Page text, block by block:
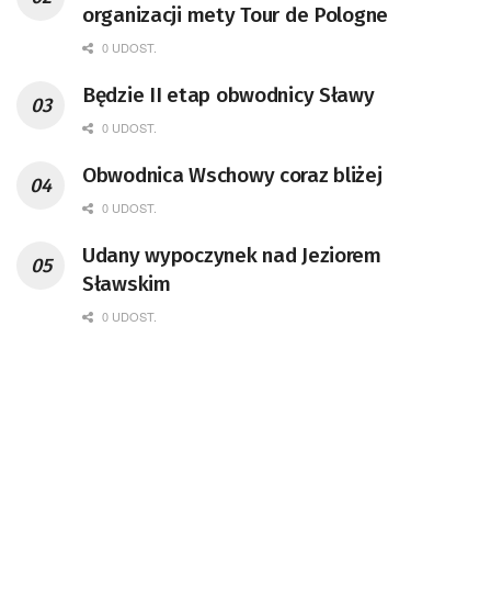
organizacji mety Tour de Pologne
0 UDOST.
Będzie II etap obwodnicy Sławy
0 UDOST.
Obwodnica Wschowy coraz bliżej
0 UDOST.
Udany wypoczynek nad Jeziorem
Sławskim
0 UDOST.